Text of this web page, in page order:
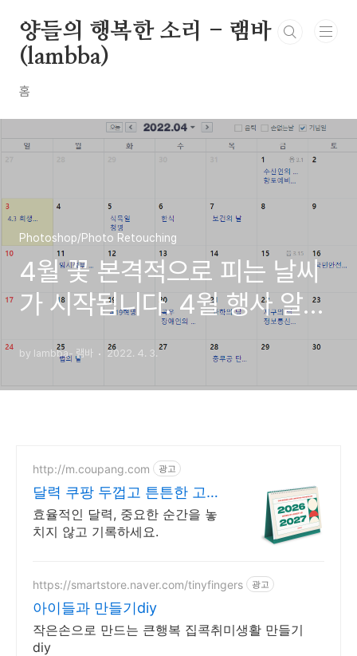
양들의 행복한 소리 - 램바
(lambba)
홈
Photoshop/Photo Retouching
4월 꽃 본격적으로 피는 날씨
가 시작됩니다. 4월 행사 알아
볼까요?
by lambba- 램바 2022. 4. 3.
http://m.coupang.com 광고
달력 쿠팡 두껍고 튼튼한 고급
재질
효율적인 달력, 중요한 순간을 놓
치지 않고 기록하세요.
https://smartstore.naver.com/tinyfingers 광고
아이들과 만들기diy
작은손으로 만드는 큰행복 집콕취미생활 만들기
diy